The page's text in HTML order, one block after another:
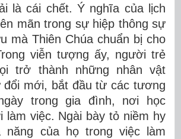
là cái chết. Ý nghĩa của lịch
mãn trong sự hiệp thông sự
mà Thiên Chúa chuẩn bị cho
viễn tượng ấy, người trẻ
trở thành những nhân vật
đổi mới, bắt đầu từ các tương
trong gia đình, nơi học
làm việc. Ngài bày tỏ niềm hy
năng của họ trong việc làm